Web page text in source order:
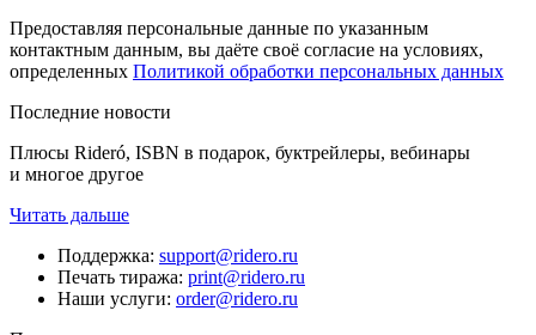
Предоставляя персональные данные по указанным
контактным данным, вы даёте своё согласие на условиях,
определенных Политикой обработки персональных данных
Последние новости
Плюсы Rideró, ISBN в подарок, буктрейлеры, вебинары
и многое другое
Читать дальше
Поддержка: support@ridero.ru
Печать тиража: print@ridero.ru
Наши услуги: order@ridero.ru